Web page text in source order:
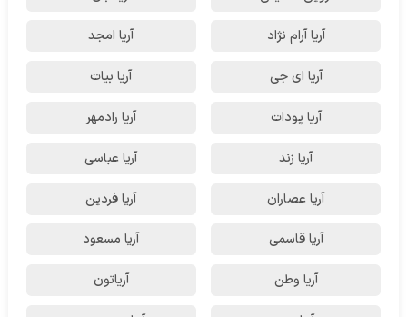
آریا آرام نژاد آریا امجد
آریا ای جی آریا بیات
آریا پودات آریا رادمهر
آریا زند آریا عباسی
آریا عصاران آریا فردین
آریا قاسمی آریا مسعود
آریا وطن آریاتون